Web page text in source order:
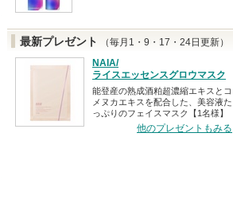
最新プレゼント
（毎月1・9・17・24日更新）
NAIA/
ライスエッセンスグロウマスク
能登産の熟成酒粕超濃縮エキスとコ
メヌカエキスを配合した、美容液た
っぷりのフェイスマスク【1名様】
他のプレゼントもみる